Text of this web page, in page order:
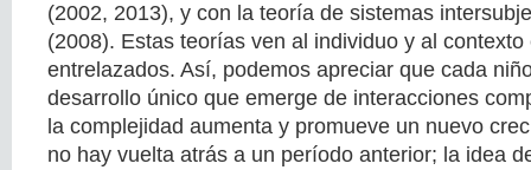
(2002, 2013), y con la teoría de sistemas
(2008). Estas teorías ven al individuo y al
entrelazados. Así, podemos apreciar que cada
desarrollo único que emerge de interacciones
la complejidad aumenta y promueve un nuevo
no hay vuelta atrás a un período anterior; la idea